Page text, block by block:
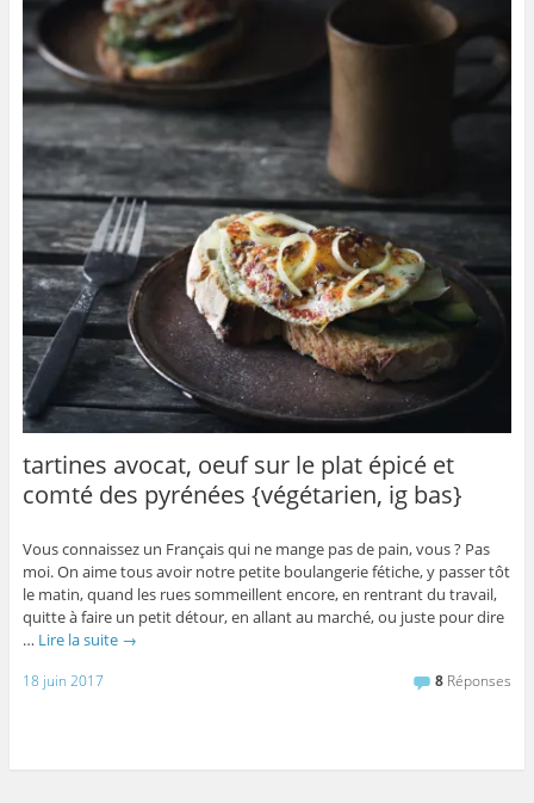
tartines avocat, oeuf sur le plat épicé et
comté des pyrénées {végétarien, ig bas}
Vous connaissez un Français qui ne mange pas de pain, vous ? Pas
moi. On aime tous avoir notre petite boulangerie fétiche, y passer tôt
le matin, quand les rues sommeillent encore, en rentrant du travail,
quitte à faire un petit détour, en allant au marché, ou juste pour dire
… Lire la suite →
18 juin 2017 8 Réponses